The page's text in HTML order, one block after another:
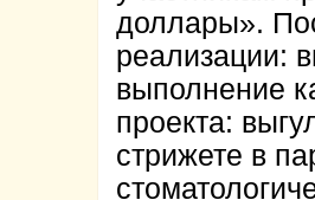
доллары».
реализации:
выполнение
проекта:
стрижете в